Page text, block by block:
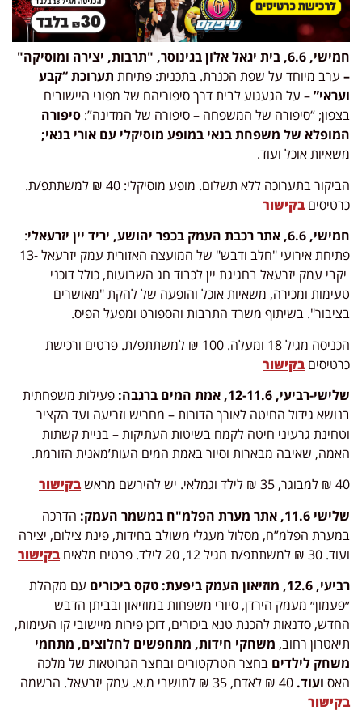
חמישי, 6.6, בית יגאל אלון בגינוסר, "תרבות, יצירה ומוסיקה"
– ערב מיוחד על שפת הכנרת. בתכנית: פתיחת תערוכת“קבע
ועראי”– על הגעגוע לבית דרך סיפוריהם של מפוני היישובים
בצפון; “סיפורה של המשפחה – סיפורה של המדינה”: סיפורה
המופלא של משפחת בנאי במופע מוסיקלי עם אורי בנאי;
משאיות אוכל ועוד.
הביקור בתערוכה ללא תשלום. מופע מוסיקלי: 40 ₪ למשתתפ/ת.
כרטיסיםבקישור
חמישי, 6.6, אתר רכבת העמק בכפר יהושע, יריד יין יזרעאלי
:
פתיחת אירועי "חלב ודבש" של המועצה האזורית עמק יזרעאל -13
יקבי עמק יזרעאל בחגיגת יין לכבוד חג השבועות, כולל דוכני
טעימות ומכירה, משאיות אוכל והופעה של להקת "מאושרים
בציבור". בשיתוף משרד התרבות והספורט ומפעל הפיס.
הכניסה מגיל 18 ומעלה. 100 ₪ למשתתפ/ת. פרטים ורכישת
כרטיסיםבקישור
שלישי-רביעי, 12-11.6, אמת המים ברגבה:
פעילות משפחתית
בנושא גידול החיטה לאורך הדורות – מחריש וזריעה ועד הקציר
וטחינת גרעיני חיטה לקמח בשיטות העתיקות – בניית קשתות
האמה, שאיבה מבארות וסיור באמת המים העות’מאנית הזורמת.
40 ₪ למבוגר, 35 ₪ לילד וגמלאי. יש להירשם מראש
בקישור
שלישי 11.6, אתר מערת הפלמ"ח במשמר העמק
: הדרכה
במערת הפלמ”ח, מסלול מעגלי משולב בחידות, פינת צילום, יצירה
ועוד. 30 ₪ למשתתפ/ת מגיל 12, 20 לילד. פרטים מלאים
בקישור
רביעי, 12.6, מוזיאון העמק
ביפעת: טקס ביכורים עם מקהלת
״פעמון״ מעמק הירדן, סיורי משפחות במוזיאון ובביתן הדבש
החדש, סדנאות להכנת טנא ביכורים, דוכן פירות מיישובי קו העימות,
תיאטרון רחוב, משחקי חידות, מתחפשים לחלוצים, מתחמי
משחק לילדים בחצר הטרקטורים ובחצר הגרוטאות של מלכה
האס ועוד.
בקישור